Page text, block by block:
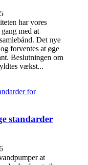
har vores
med at
Det nye
forventes at øge
Beslutningen om
vækst...
standarder
at